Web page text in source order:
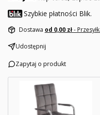
Szybkie płatności Blik.
Dostawa od 0,00 zł-
Udostępnij
Zapytaj o produkt